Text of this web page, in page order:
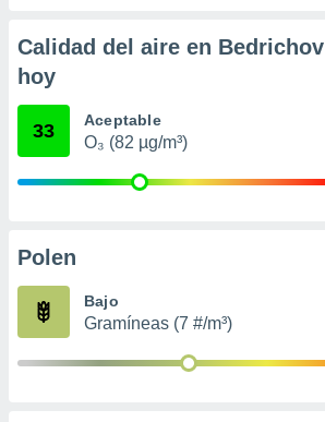
e
publicidad
1199
Calidad del aire en Bedrichov
hoy
33 Aceptable
O₃ (82 µg/m³)
Polen
Bajo
Gramíneas (7 #/m³)